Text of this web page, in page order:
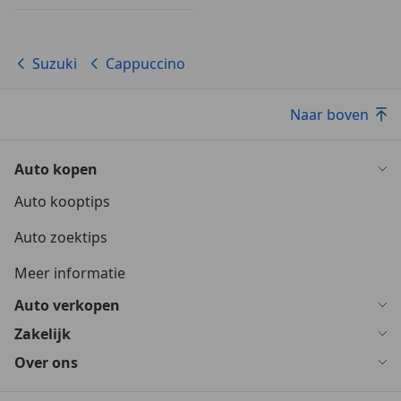
Suzuki Cappuccino
Naar boven
Auto kopen
Auto kooptips
Auto zoektips
Meer informatie
Auto verkopen
Zakelijk
Over ons